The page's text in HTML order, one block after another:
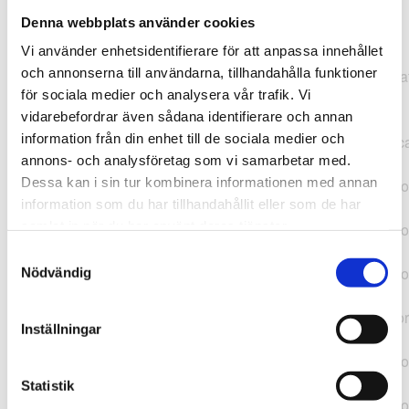
Denna webbplats använder cookies
Vi använder enhetsidentifierare för att anpassa innehållet
och annonserna till användarna, tillhandahålla funktioner
för sociala medier och analysera vår trafik. Vi
vidarebefordrar även sådana identifierare och annan
information från din enhet till de sociala medier och
annons- och analysföretag som vi samarbetar med.
Dessa kan i sin tur kombinera informationen med annan
information som du har tillhandahållit eller som de har
Nödvändig
Inställningar
Statistik
TypeError: "".concat(...).concat(...).replaceAll is not a
function at
https://webshop.pressbyran.se/_next/static/chunks/pages/
b1763451a2186f9e.js:1:11050 at Array.map
(<anonymous>) at K
(https://webshop.pressbyran.se/_next/static/chunks/pages/
b1763451a2186f9e.js:1:10836) at lk
(https://webshop.pressbyran.se/_next/static/chunks/
b241200379730ac0.js:1:129835) at i
(https://webshop.pressbyran.se/_next/static/chunks/
(https://webshop.pressbyran.se/_next/static/chunks/
https://webshop.pressbyran.se/_next/static/chunks/
b241200379730ac0.js:1:167872 at uI
(https://webshop.pressbyran.se/_next/static/chunks/
b241200379730ac0.js:1:167879) at uE
(https://webshop.pressbyran.se/_next/static/chunks/